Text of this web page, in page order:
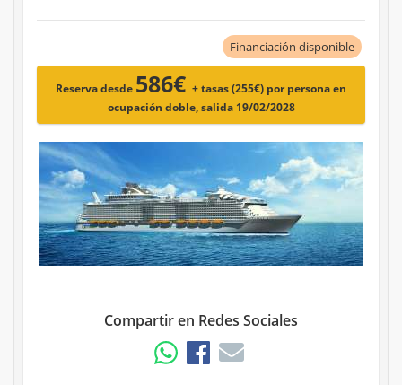
Financiación disponible
Reserva desde 586€ + tasas (255€) por persona en
ocupación doble, salida 19/02/2028
Compartir en Redes Sociales